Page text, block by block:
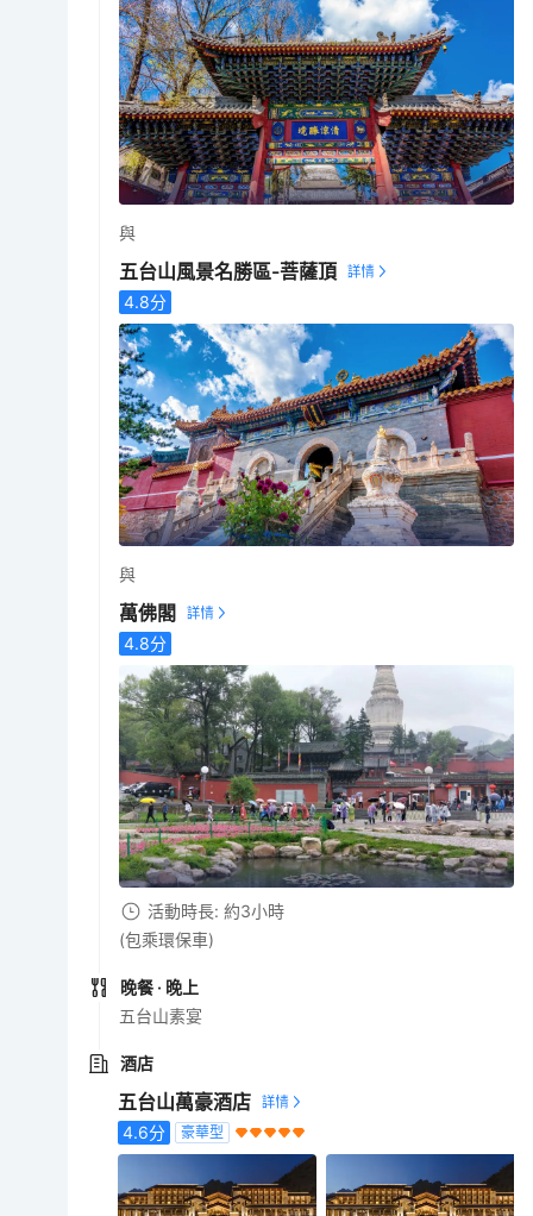
與
五台山風景名勝區-菩薩頂
4.8分
與
萬佛閣
4.8分
活動時長: 約3小時
(包乘環保車)
晚餐 · 晚上
五台山素宴
酒店
五台山萬豪酒店
4.6分 豪華型